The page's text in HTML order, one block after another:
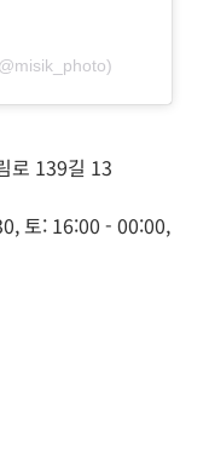
로 139길 13
토: 16:00 - 00:00,